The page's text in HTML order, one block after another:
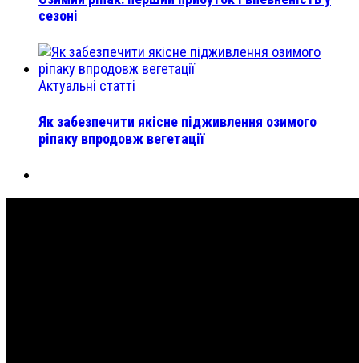
сезоні
Актуальні статті
Як забезпечити якісне підживлення озимого
ріпаку впродовж вегетації